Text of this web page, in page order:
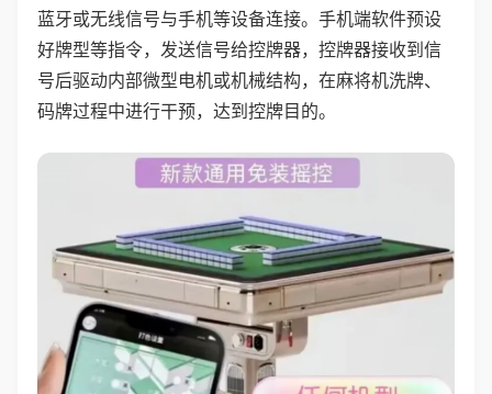
蓝牙或无线信号与手机等设备连接。手机端软件预设
好牌型等指令，发送信号给控牌器，控牌器接收到信
号后驱动内部微型电机或机械结构，在麻将机洗牌、
码牌过程中进行干预，达到控牌目的。